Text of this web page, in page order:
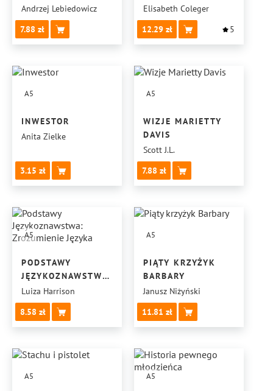
(RAPORT)
Andrzej Lebiedowicz
7.88
Elisabeth Coleger
12.29
5
A5
INWESTOR
Anita Zielke
3.15
A5
WIZJE MARIETTY
DAVIS
Scott J.L.
7.88
A5
PODSTAWY
JĘZYKOZNAWSTWA:
ZROZUMIENIE
JĘZYKA
Luiza Harrison
8.58
A5
PIĄTY KRZYŻYK
BARBARY
Janusz Niżyński
11.81
A5 A5